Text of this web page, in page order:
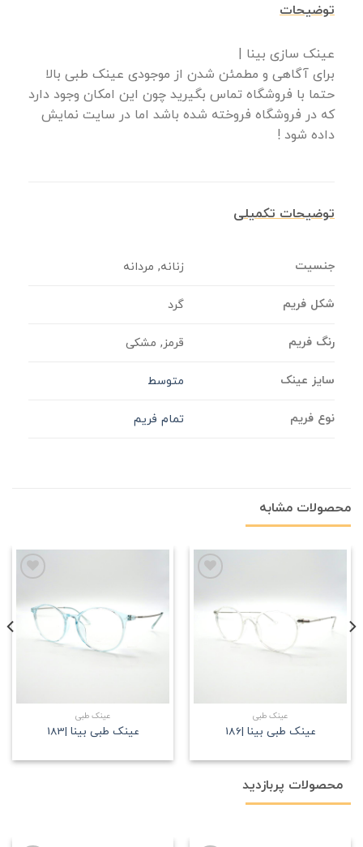
توضیحات
عینک سازی بینا |
برای آگاهی و مطمئن شدن از موجودی عینک طبی بالا
حتما با فروشگاه تماس بگیرید چون این امکان وجود دارد
که در فروشگاه فروخته شده باشد اما در سایت نمایش
داده شود !
توضیحات تکمیلی
جنسیت زنانه, مردانه
شکل فریم گرد
رنگ فریم قرمز, مشکی
سایز عینک متوسط
نوع فریم تمام فریم
محصولات مشابه
علاقه
مندی
عینک طبی
عینک طبی بینا |186
علاقه
مندی
عینک طبی
عینک طبی بینا |183
محصولات پربازدید